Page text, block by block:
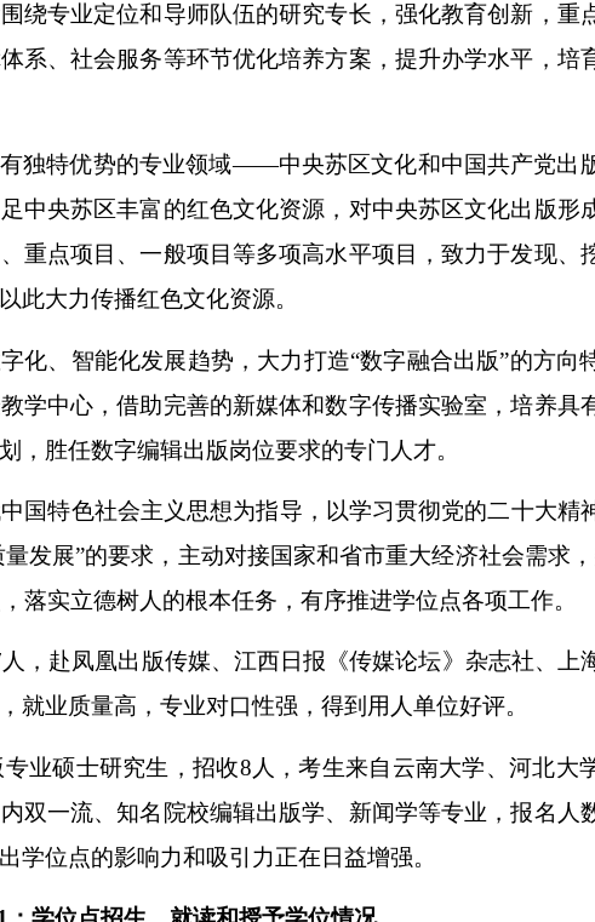
绕专业定位和导师队伍的研究专长，强化教育创新，重
系、社会服务等环节优化培养方案，提升办学水平，培
独特优势的专业领域——中央苏区文化和中国共产党出
中央苏区丰富的红色文化资源，对中央苏区文化出版形
重点项目、一般项目等多项高水平项目，致力于发现、
此大力传播红色文化资源。
化、智能化发展趋势，大力打造“数字融合出版”的方向
学中心，借助完善的新媒体和数字传播实验室，培养具
，胜任数字编辑出版岗位要求的专门人才。
国特色社会主义思想为指导，以学习贯彻党的二十大精
发展”的要求，主动对接国家和省市重大经济社会需求
落实立德树人的根本任务，有序推进学位点各项工作。
，赴凤凰出版传媒、江西日报《传媒论坛》杂志社、上
就业质量高，专业对口性强，得到用人单位好评。
业硕士研究生，招收8人，考生来自云南大学、河北大
双一流、知名院校编辑出版学、新闻学等专业，报名人
学位点的影响力和吸引力正在日益增强。